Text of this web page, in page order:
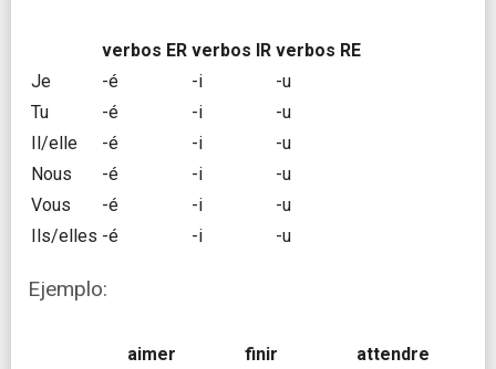
verbos ER verbos IR verbos RE
Je
-é -i
-u
Tu
-é -i
-u
Il/elle
-é -i
-u
Nous
-é -i
-u
Vous
-é -i
-u
Ils/elles -é -i -u
Ejemplo:
aimer
finir
attendre